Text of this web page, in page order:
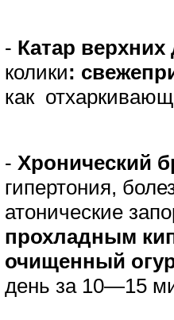
- Катар
колики:
как
- Хронический
гипертония,
атонические
прохладным
очищенный
день за 10—15